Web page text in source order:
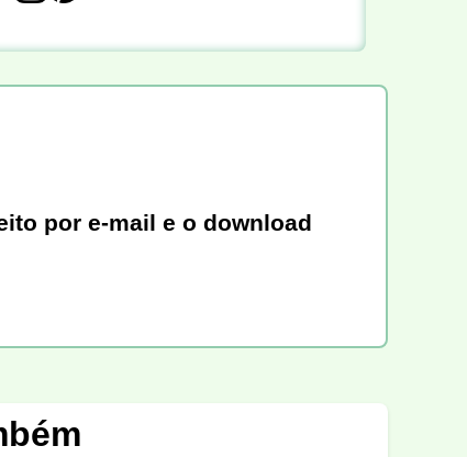
por e-mail e o download